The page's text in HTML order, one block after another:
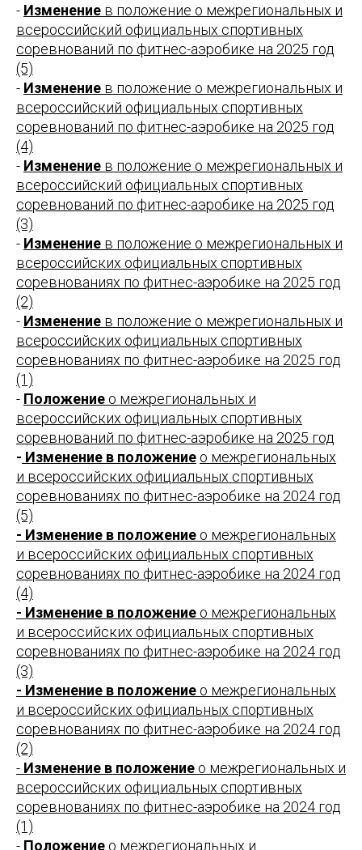
- Изменение в положение о межрегиональных и
всероссийский официальных спортивных
соревнований по фитнес-аэробике на 2025 год
(5)
- Изменение в положение о межрегиональных и
всероссийский официальных спортивных
соревнований по фитнес-аэробике на 2025 год
(4)
- Изменение в положение о межрегиональных и
всероссийский официальных спортивных
соревнований по фитнес-аэробике на 2025 год
(3)
- Изменение в положение о межрегиональных и
всероссийских официальных спортивных
соревнованиях по фитнес-аэробике на 2025 год
(2)
- Изменение в положение о межрегиональных и
всероссийских официальных спортивных
соревнованиях по фитнес-аэробике на 2025 год
(1)
- Положение о межрегиональных и
всероссийских официальных спортивных
соревнований по фитнес-аэробике на 2025 год
- Изменение в положение о межрегиональных
и всероссийских официальных спортивных
соревнованиях по фитнес-аэробике на 2024 год
(5)
- Изменение в положение о межрегиональных
и всероссийских официальных спортивных
соревнованиях по фитнес-аэробике на 2024 год
(4)
- Изменение в положение о межрегиональных
и всероссийских официальных спортивных
соревнованиях по фитнес-аэробике на 2024 год
(3)
- Изменение в положение о межрегиональных
и всероссийских официальных спортивных
соревнованиях по фитнес-аэробике на 2024 год
(2)
- Изменение в положение о межрегиональных и
всероссийских официальных спортивных
соревнованиях по фитнес-аэробике на 2024 год
(1)
- Положение о межрегиональных и